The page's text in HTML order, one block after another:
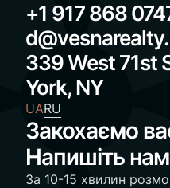
+1 917 868
339 West 71st
York, NY
UARU
Закохаємо
Напишіть
За 10-15 хвилин